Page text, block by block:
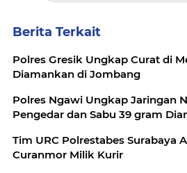
Berita Terkait
Polres Gresik Ungkap Curat di
Diamankan di Jombang
Polres Ngawi Ungkap Jaringan
Pengedar dan Sabu 39 gram
Tim URC Polrestabes Surabaya
Curanmor Milik Kurir